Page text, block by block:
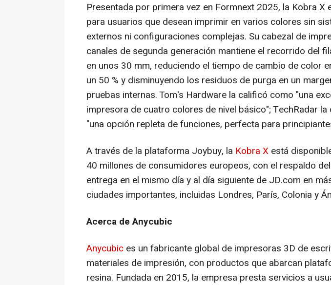
Presentada por primera vez en Formnext 2025, la Kobra X
para usuarios que desean imprimir en varios colores sin
externos ni configuraciones complejas. Su cabezal de
canales de segunda generación mantiene el recorrido del
en unos 30 mm, reduciendo el tiempo de cambio de color
un 50 % y disminuyendo los residuos de purga en un
pruebas internas. Tom's Hardware la calificó como "una
impresora de cuatro colores de nivel básico"; TechRadar
"una opción repleta de funciones, perfecta para
A través de la plataforma Joybuy, la Kobra X está
40 millones de consumidores europeos, con el respaldo
entrega en el mismo día y al día siguiente de JD.com en
ciudades importantes, incluidas Londres, París, Colonia y
Acerca de Anycubic
Anycubic es un fabricante global de impresoras 3D de
materiales de impresión, con productos que abarcan
resina. Fundada en 2015, la empresa presta servicios a